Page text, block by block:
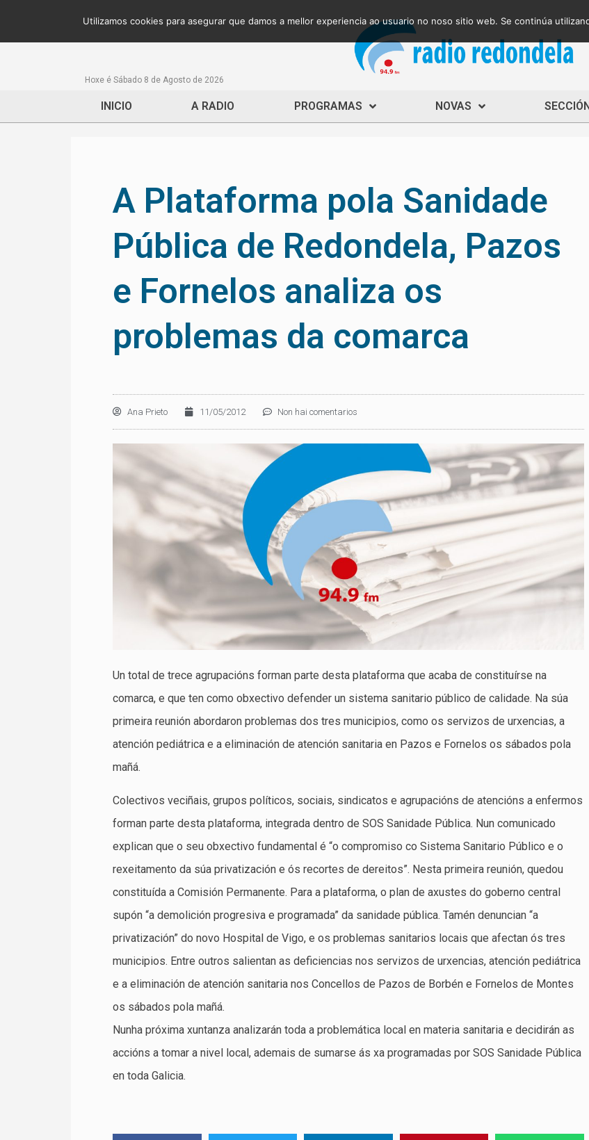
Hoxe é Sábado 8 de Agosto de 2026
INICIO A RADIO PROGRAMAS NOVAS
A Plataforma pola Sanidade
Pública de Redondela, Pazos
e Fornelos analiza os
problemas da comarca
Ana Prieto 11/05/2012 Non hai comentarios
Un total de trece agrupacións forman parte desta plataforma que acaba de constituírse na
comarca, e que ten como obxectivo defender un sistema sanitario público de calidade. Na súa
primeira reunión abordaron problemas dos tres municipios, como os servizos de urxencias, a
atención pediátrica e a eliminación de atención sanitaria en Pazos e Fornelos os sábados pola
mañá.
Colectivos veciñais, grupos políticos, sociais, sindicatos e agrupacións de atencións a enfermos
forman parte desta plataforma, integrada dentro de SOS Sanidade Pública. Nun comunicado
explican que o seu obxectivo fundamental é “o compromiso co Sistema Sanitario Público e o
rexeitamento da súa privatización e ós recortes de dereitos”. Nesta primeira reunión, quedou
constituída a Comisión Permanente. Para a plataforma, o plan de axustes do goberno central
supón “a demolición progresiva e programada” da sanidade pública. Tamén denuncian “a
privatización” do novo Hospital de Vigo, e os problemas sanitarios locais que afectan ós tres
municipios. Entre outros salientan as deficiencias nos servizos de urxencias, atención pediátrica
e a eliminación de atención sanitaria nos Concellos de Pazos de Borbén e Fornelos de Montes
os sábados pola mañá.
Nunha próxima xuntanza analizarán toda a problemática local en materia sanitaria e decidirán as
accións a tomar a nivel local, ademais de sumarse ás xa programadas por SOS Sanidade Pública
en toda Galicia.
Utilizamos cookies para asegurar que damos a mellor experiencia ao usuario no noso sitio web. Se continúa